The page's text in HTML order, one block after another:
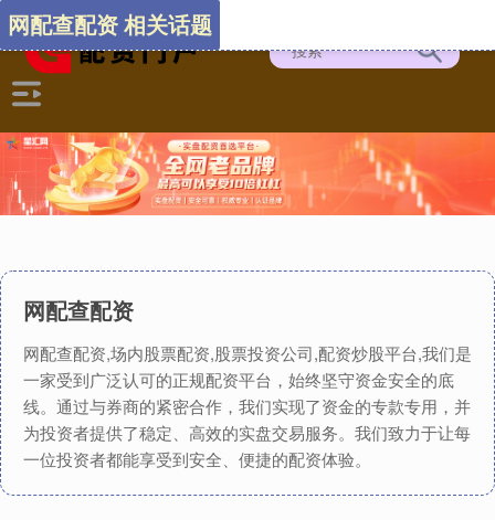
网配查配资
网配查配资,场内股票配资,股票投资公司,配资炒股平台,我们是
一家受到广泛认可的正规配资平台，始终坚守资金安全的底
线。通过与券商的紧密合作，我们实现了资金的专款专用，并
为投资者提供了稳定、高效的实盘交易服务。我们致力于让每
一位投资者都能享受到安全、便捷的配资体验。
网配查配资 相关话题